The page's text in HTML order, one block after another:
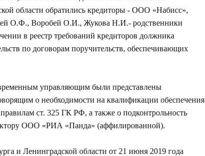
области обратились кредиторы - ООО «Набисс»,
О.Ф., Воробей О.И., Жукова Н.И.- родственники
в реестр требований кредиторов должника
по договорам поручительств, обеспечивающих
управляющим были представлены
о необходимости на квалификации обеспечения
ст. 325 ГК РФ, а также о подконтрольность
ООО «РИА «Панда» (аффилированной).
и Ленинградской области от 21 июня 2019 года